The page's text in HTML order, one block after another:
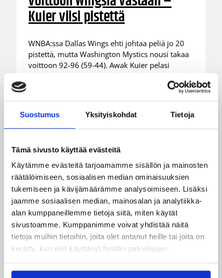
Suostumus Yksityiskohdat Tietoja
Tämä sivusto käyttää evästeitä
Käytämme evästeitä tarjoamamme sisällön ja mainosten
räätälöimiseen, sosiaalisen median ominaisuuksien
tukemiseen ja kävijämäärämme analysoimiseen. Lisäksi
jaamme sosiaalisen median, mainosalan ja analytiikka-
alan kumppaneillemme tietoja siitä, miten käytät
sivustoamme. Kumppanimme voivat yhdistää näitä
tietoja muihin tietoihin, joita olet antanut heille tai joita on
kerätty, kun olet käyttänyt heidän palvelujaan.
Kuier viisi pistettä
WNBA:ssa Dallas Wings ehti johtaa peliä jo 20
pistettä, mutta Washington Mystics nousi takaa
voittoon 92-96 (59-44). Awak Kuier pelasi
vaihdosta viisi minuuttia tilastoiden viisi pistettä